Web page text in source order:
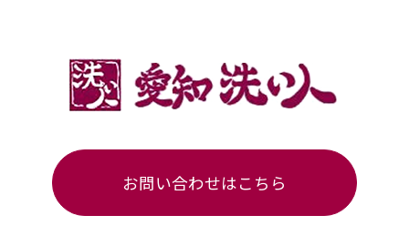
お問い合わせはこちら